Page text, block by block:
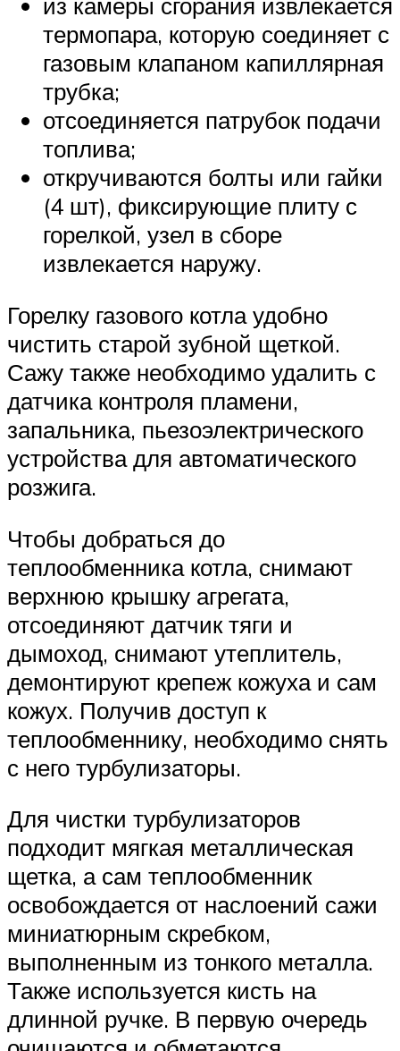
термопара, которую соединяет с
газовым клапаном капиллярная
трубка;
отсоединяется патрубок подачи
топлива;
откручиваются болты или гайки
(4 шт), фиксирующие плиту с
горелкой, узел в сборе
извлекается наружу.
Горелку газового котла удобно
чистить старой зубной щеткой.
Сажу также необходимо удалить с
датчика контроля пламени,
запальника, пьезоэлектрического
устройства для автоматического
розжига.
Чтобы добраться до
теплообменника котла, снимают
верхнюю крышку агрегата,
отсоединяют датчик тяги и
дымоход, снимают утеплитель,
демонтируют крепеж кожуха и сам
кожух. Получив доступ к
теплообменнику, необходимо снять
с него турбулизаторы.
Для чистки турбулизаторов
подходит мягкая металлическая
щетка, а сам теплообменник
освобождается от наслоений сажи
миниатюрным скребком,
выполненным из тонкого металла.
Также используется кисть на
длинной ручке. В первую очередь